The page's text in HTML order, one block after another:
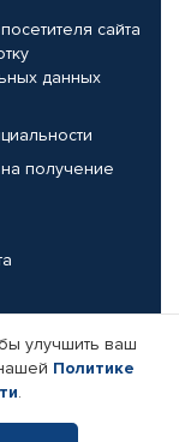
сайта
данных
получение
компании
улучшить ваш
Политике
.